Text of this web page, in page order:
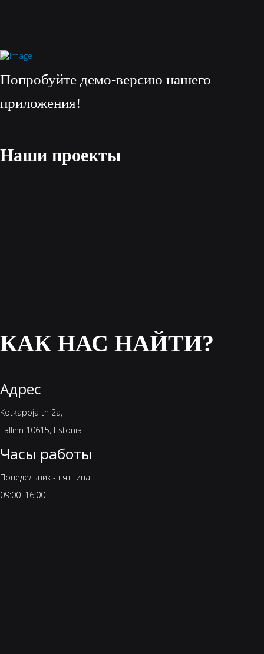
Попробуйте демо-версию нашего
приложения!
Наши проекты
КАК НАС НАЙТИ?
Адрес
Kotkapoja tn 2a,
Tallinn 10615, Estonia
Часы работы
Понедельник - пятница
09:00–16:00